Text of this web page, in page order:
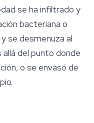
se ha infiltrado y
bacteriana o
se desmenuza al
del punto donde
o se envasó de